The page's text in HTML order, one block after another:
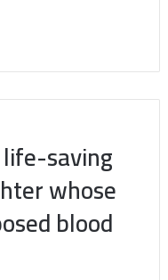
saving
whose
blood